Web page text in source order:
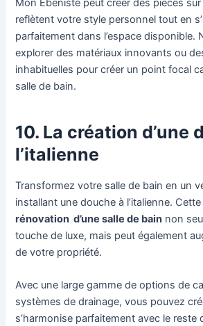
Mon Ébéniste peut créer des pièces
reflètent votre style personnel tout en
parfaitement dans l’espace disponible.
explorer des matériaux innovants ou
inhabituelles pour créer un point focal
salle de bain.
10. La création d’une
l’italienne
Transformez votre salle de bain en un
installant une douche à l’italienne.
rénovation d’une salle de bain non
touche de luxe, mais peut également
de votre propriété.
Avec une large gamme de options de
systèmes de drainage, vous pouvez
s’harmonise parfaitement avec le reste